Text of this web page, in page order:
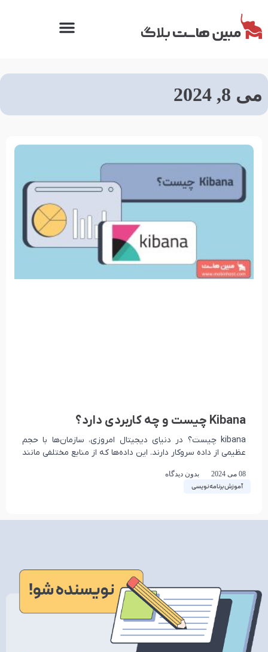
می 8, 2024
آموزش برنامه نویسی
Kibana چیست و چه کاربردی دارد؟
kibana چیست؟ در دنیای دیجیتال امروزی، سازمان‌ها با حجم
عظیمی از داده سروکار دارند. این داده‌ها که از منابع مختلفی مانند
08 می 2024 بدون دیدگاه